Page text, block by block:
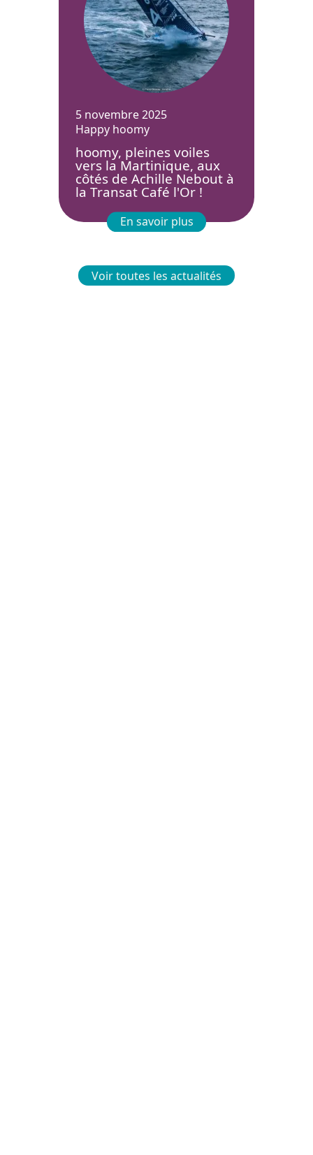
5 novembre 2025
Happy hoomy
hoomy, pleines voiles
vers la Martinique, aux
côtés de Achille Nebout à
la Transat Café l'Or !
En savoir plus
Voir toutes les actualités